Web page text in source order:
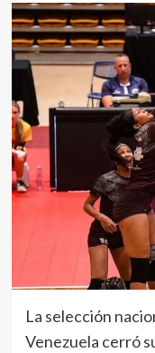
La selección
Venezuela cerró